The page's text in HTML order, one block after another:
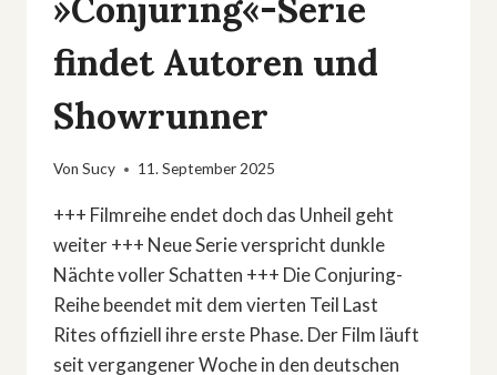
»Conjuring«-Serie
findet Autoren und
Showrunner
Von Sucy 11. September 2025
+++ Filmreihe endet doch das Unheil geht
weiter +++ Neue Serie verspricht dunkle
Nächte voller Schatten +++ Die Conjuring-
Reihe beendet mit dem vierten Teil Last
Rites offiziell ihre erste Phase. Der Film läuft
seit vergangener Woche in den deutschen